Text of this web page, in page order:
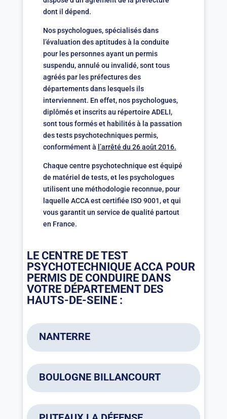
dont il dépend.
Nos psychologues, spécialisés dans
l’évaluation des aptitudes à la conduite
pour les personnes ayant un permis
suspendu, annulé ou invalidé, sont tous
agréés par les préfectures des
départements dans lesquels ils
interviennent. En effet, nos psychologues,
diplômés et inscrits au répertoire ADELI,
sont tous formés et habilités à la passation
des tests psychotechniques permis,
conformément à l’arrêté du 26 août 2016.
Chaque centre psychotechnique est équipé
de matériel de tests, et les psychologues
utilisent une méthodologie reconnue, pour
laquelle ACCA est certifiée ISO 9001, et qui
vous garantit un service de qualité partout
en France.
LE CENTRE DE TEST
PSYCHOTECHNIQUE ACCA POUR
PERMIS DE CONDUIRE DANS
VOTRE DÉPARTEMENT DES
HAUTS-DE-SEINE :
NANTERRE
9h00-16h15
BOULOGNE BILLANCOURT